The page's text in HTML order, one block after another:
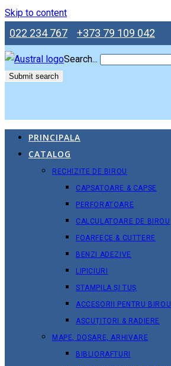
Skip to content
022 234 767 +373 79 109 042
Search...
Submit search
PRINCIPALA
CATALOG
RECHIZITE DE BIROU
CAPSATOARE & CAPSE
PERFORATOARE
CALCULATOARE DE BIROU
FOARFECE & CUTTERE
BENZI ADEZIVE
LIPICIURI
STAMPILA ȘI TUȘ
ACCESORII PENTRU BIROU
ASCUȚITORI & RADIERE
MAPE, DOSARE, ARHIVARE
BIBLIORAFTURI